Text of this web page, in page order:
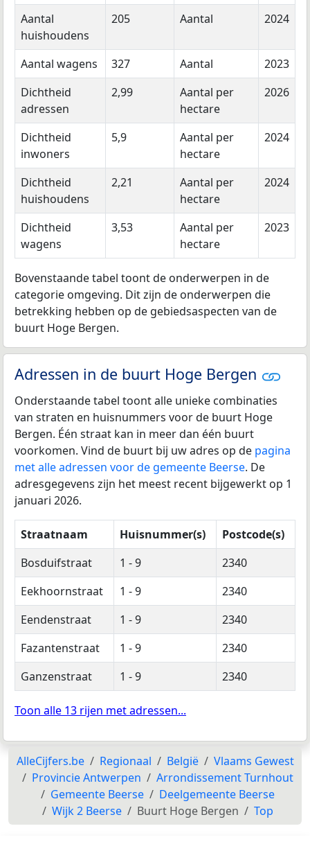
Aantal
huishoudens
205 Aantal 2024
Aantal wagens 327 Aantal
2023
Dichtheid
adressen
2,99
Aantal per
hectare
2026
Dichtheid
inwoners
5,9
Aantal per
hectare
2024
Dichtheid
huishoudens
2,21
Aantal per
hectare
2024
Dichtheid
wagens
3,53
Aantal per
hectare
2023
Bovenstaande tabel toont de onderwerpen in de
categorie omgeving. Dit zijn de onderwerpen die
betrekking hebben op de gebiedsaspecten van de
buurt Hoge Bergen.
Adressen in de buurt Hoge Bergen
Onderstaande tabel toont alle unieke combinaties
van straten en huisnummers voor de buurt Hoge
Bergen. Één straat kan in meer dan één buurt
voorkomen. Vind de buurt bij uw adres op de pagina
met alle adressen voor de gemeente Beerse. De
adresgegevens zijn het meest recent bijgewerkt op 1
januari 2026.
Straatnaam Huisnummer(s)
Postcode(s)
Bosduifstraat
1 - 9
2340
Eekhoornstraat
1 - 9
2340
Eendenstraat
1 - 9
2340
Fazantenstraat
1 - 9
2340
Ganzenstraat
1 - 9 2340
Toon alle 13 rijen met adressen...
AlleCijfers.be Regionaal België
Vlaams Gewest
Provincie Antwerpen
Arrondissement Turnhout
Gemeente Beerse
Deelgemeente Beerse
Wijk 2 Beerse
Buurt Hoge Bergen Top